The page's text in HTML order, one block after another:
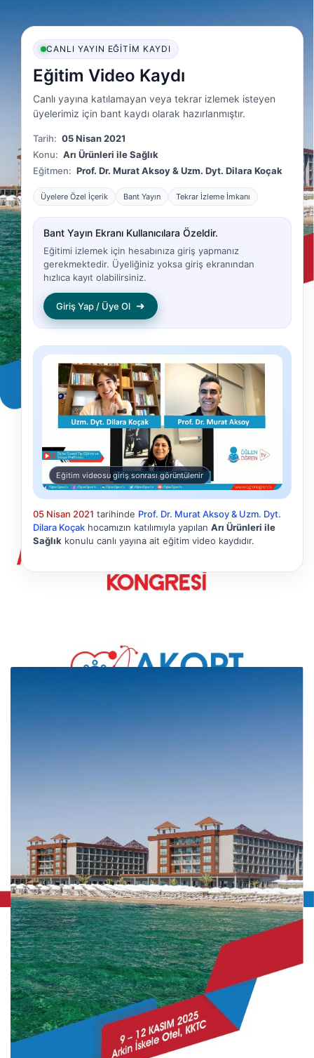
CANLI YAYIN EĞITIM KAYDI
Eğitim Video Kaydı
Canlı yayına katılamayan veya tekrar izlemek isteyen
üyelerimiz için bant kaydı olarak hazırlanmıştır.
Tarih: 05 Nisan 2021
Konu: Arı Ürünleri ile Sağlık
Eğitmen: Prof. Dr. Murat Aksoy & Uzm. Dyt. Dilara Koçak
Üyelere Özel İçerik Bant Yayın Tekrar İzleme İmkanı
Bant Yayın Ekranı Kullanıcılara Özeldir.
Eğitimi izlemek için hesabınıza giriş yapmanız
gerekmektedir. Üyeliğiniz yoksa giriş ekranından
hızlıca kayıt olabilirsiniz.
Giriş Yap / Üye Ol ➜
Eğitim videosu giriş sonrası görüntülenir
05 Nisan 2021 tarihinde Prof. Dr. Murat Aksoy & Uzm. Dyt.
Dilara Koçak hocamızın katılımıyla yapılan Arı Ürünleri ile
Sağlık konulu canlı yayına ait eğitim video kaydıdır.